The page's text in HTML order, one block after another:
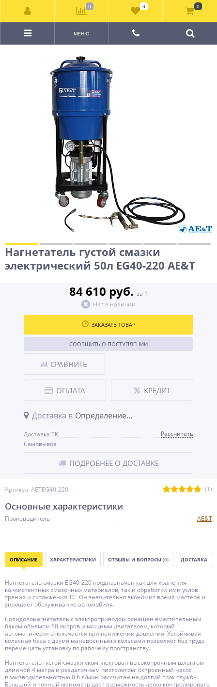
МЕНЮ
Нагнетатель густой смазки
электрический 50л EG40-220 AE&T
Артикул: AETEG40-220 (1)
84 610 руб. за 1
Нет в наличии
ЗАКАЗАТЬ ТОВАР
СООБЩИТЬ О ПОСТУПЛЕНИИ
СРАВНИТЬ
ОПЛАТА КРЕДИТ
Доставка в Определение...
Доставка ТК
Рассчитать
Самовывоз
ПОДРОБНЕЕ О ДОСТАВКЕ
Основные характеристики
Производитель AE&T
ОПИСАНИЕ ХАРАКТЕРИСТИКИ ОТЗЫВЫ И ВОПРОСЫ (0) ДОСТАВКА
Нагнетатель смазки EG40-220 предназначен как для хранения
консистентных смазочных материалов, так и обработки ими узлов
трения и скольжения ТС. Он значительно экономит время мастера и
упрощает обслуживание автомобиля.
Солидолонагнетатель с электроприводом оснащен вместительным
баком объемом 50 литров и мощным двигателем, который
автоматически отключается при понижении давления. Устойчивая
колесная база с двумя маневренными колесами позволяет без труда
перемещать установку по рабочему пространству.
Нагнетатель густой смазки укомплектован высокопрочным шлангом
длинной 4 метра и раздаточным пистолетом. Встроенный насос
производительностью 0.6 л/мин рассчитан на долгий срок службы.
Большой и точный манометр дает возможность легко контролировать
0 0 0